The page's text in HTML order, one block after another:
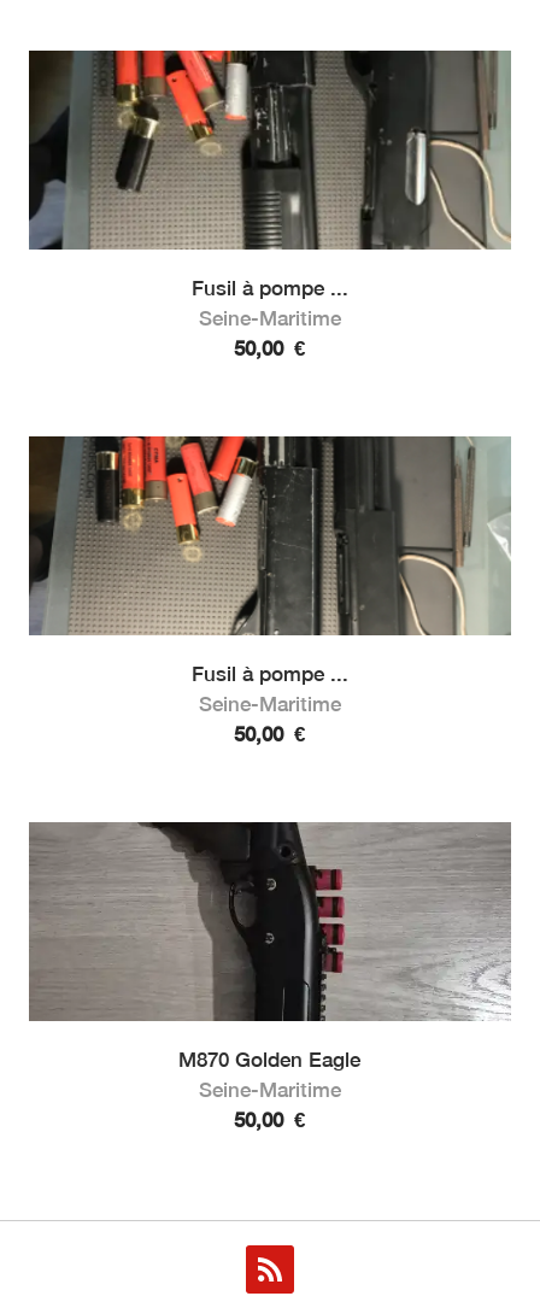
Fusil à pompe ...
Seine-Maritime
50,00 €
Fusil à pompe ...
Seine-Maritime
50,00 €
M870 Golden Eagle
Seine-Maritime
50,00 €